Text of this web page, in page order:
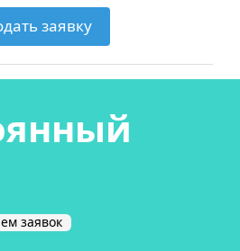
заявку
заявок